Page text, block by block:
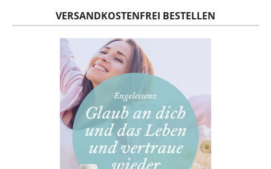
VERSANDKOSTENFREI BESTELLEN